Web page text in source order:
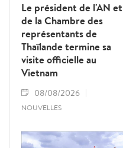
Le président de l'AN et
de la Chambre des
représentants de
Thaïlande termine sa
visite officielle au
Vietnam
08/08/2026
NOUVELLES